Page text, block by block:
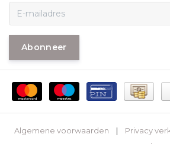
Abonneer
Algemene voorwaarden Privacy